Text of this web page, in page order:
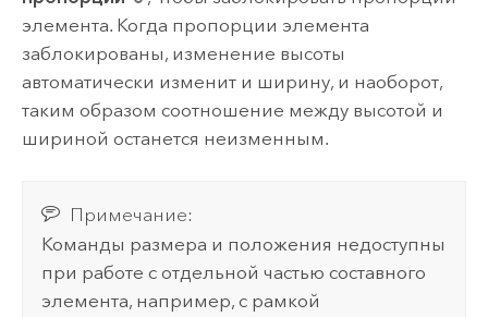
элемента. Когда пропорции элемента
заблокированы, изменение высоты
автоматически изменит и ширину, и наоборот,
таким образом соотношение между высотой и
шириной останется неизменным.
Примечание:
Команды размера и положения недоступны
при работе с отдельной частью составного
элемента, например, с рамкой